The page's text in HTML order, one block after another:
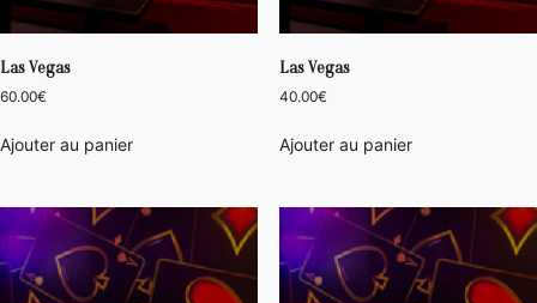
Las Vegas
60.00€
Ajouter au panier
Las Vegas
40.00€
Ajouter au panier